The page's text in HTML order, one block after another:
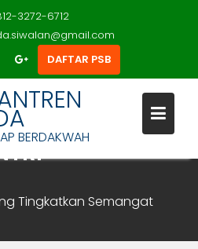
3272-6712
DAFTAR PSB
BERDAKWAH
QURAN: AJANG
Tingkatkan Semangat